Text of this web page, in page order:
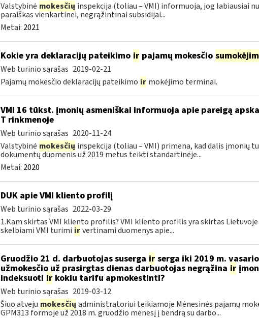
Valstybinė mokesčių inspekcija (toliau – VMI) informuoja, jog labiausiai
paraiškas vienkartinei, negrąžintinai subsidijai...
Metai: 2021
Kokie yra deklaracijų pateikimo irpajamų mokesčio
Web turinio sąrašas 2019-02-21
Pajamų mokesčio deklaracijų pateikimo ir mokėjimo terminai.
VMI 16 tūkst. įmonių asmeniškai informuoja apie pareigą
T rinkmenoje
Web turinio sąrašas 2020-11-24
Valstybinė mokesčių inspekcija (toliau – VMI) primena, kad dalis įmonių
dokumentų duomenis už 2019 metus teikti standartinėje...
Metai: 2020
DUK apie VMI kliento profilį
Web turinio sąrašas 2022-03-29
1.Kam skirtas VMI kliento profilis? VMI kliento profilis yra skirtas
skelbiami VMI turimi ir vertinami duomenys apie...
Gruodžio 21 d. darbuotojas suserga irserga iki 2019 m. vasario
užmokesčio už prasirgtas dienas darbuotojas negrąžina ir
indeksuoti irkokiu tarifu apmokestinti?
Web turinio sąrašas 2019-03-12
Šiuo atveju mokesčių administratoriui teikiamoje Mėnesinės pajamų
GPM313 formoje už 2018 m. gruodžio mėnesį į bendrą su darbo...